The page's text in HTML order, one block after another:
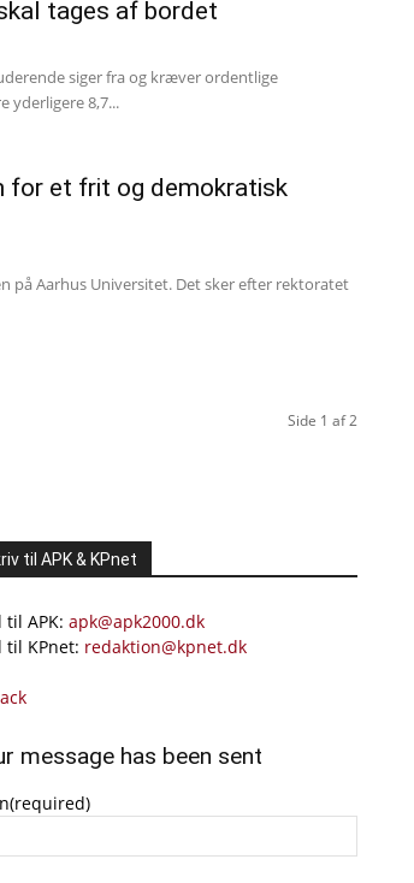
tages af bordet
siger fra og kræver ordentlige
yderligere 8,7...
et frit og demokratisk
på Aarhus Universitet. Det sker efter rektoratet
Side 1 af 2
til APK & KPnet
til APK: apk@apk2000.dk
til KPnet: redaktion@kpnet.dk
message has been sent
(required)